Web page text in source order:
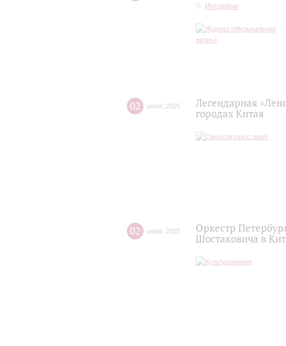
Интервью
02 июля 2025
Легендарная
городах Китая
02 июля 2025
Оркестр
Шостаковича в